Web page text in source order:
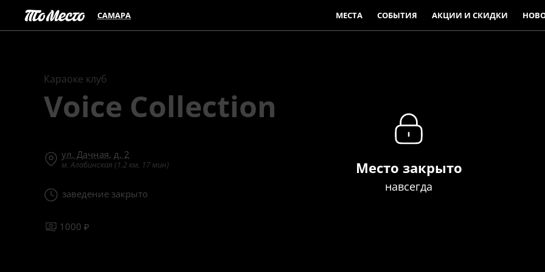
САМАРА МЕСТА СОБЫТИЯ АКЦИИ И СКИДКИ
Караоке клуб
Voice Collection
ул. Дачная, д. 2
м. Алабинская (1.2 км, 17 мин)
заведение закрыто
1000 ₽
Место закрыто
навсегда